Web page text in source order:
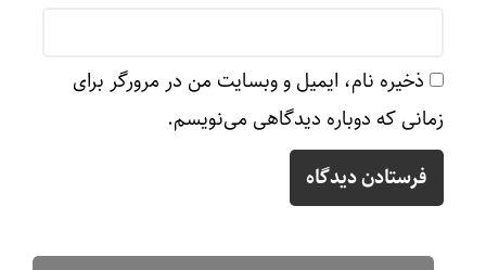
ذخیره نام، ایمیل و وبسایت من در مرورگر برای
زمانی که دوباره دیدگاهی می‌نویسم.